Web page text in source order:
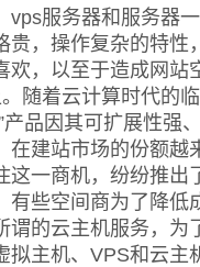
vps服务器和服务器
贵，操作复杂的特性
欢，以至于造成网站
随着云计算时代的
产品因其可扩展性强
在建站市场的份额越
这一商机，纷纷推出
有些空间商为了降低
谓的云主机服务，为
拟主机、VPS和云主